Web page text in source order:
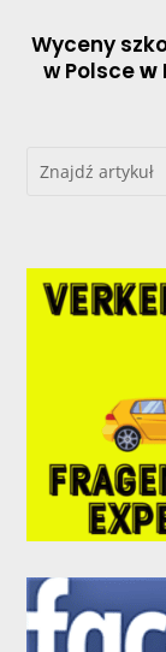
Wyceny
w Polscew